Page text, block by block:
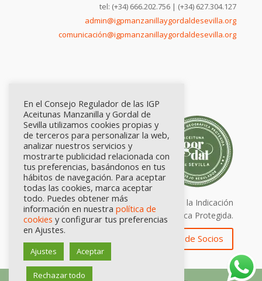
tel: (+34) 666.202.756 | (+34) 627.304.127
admin@igpmanzanillaygordaldesevilla.org
comunicación@igpmanzanillaygordaldesevilla.org
Calidad certificada por Origen. Sellos de la Indicación
Geográfica Protegida.
Zona de Socios
En el Consejo Regulador de las IGP
Aceitunas Manzanilla y Gordal de
Sevilla utilizamos cookies propias y
de terceros para personalizar la web,
analizar nuestros servicios y
mostrarte publicidad relacionada con
tus preferencias, basándonos en tus
hábitos de navegación. Para aceptar
todas las cookies, marca aceptar
todo. Puedes obtener más
información en nuestra política de
cookies y configurar tus preferencias
en Ajustes.
Ajustes Aceptar
Rechazar todo